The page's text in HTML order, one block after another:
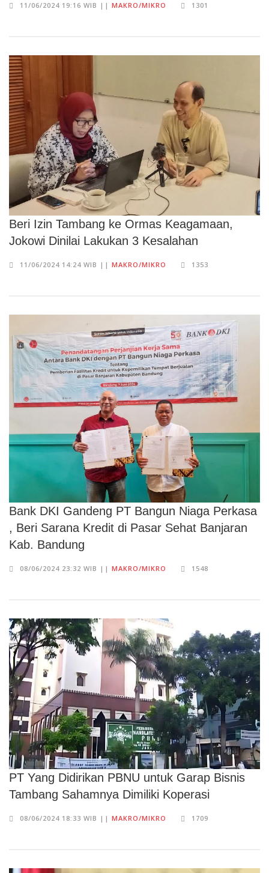
11/06/2024 19:16 WIB || MAKRO/MIKRO 1301
Beri Izin Tambang ke Ormas Keagamaan,
Jokowi Dinilai Lakukan 3 Kesalahan
11/06/2024 14:24 WIB || MAKRO/MIKRO 1353
Bank DKI Gandeng PT Bangun Niaga Perkasa
, Beri Sarana Kredit di Pasar Sehat Banjaran
Kab. Bandung
08/06/2024 23:32 WIB || MAKRO/MIKRO 1548
PT Yang Didirikan PBNU untuk Garap Bisnis
Tambang Sahamnya Dimiliki Koperasi
08/06/2024 18:33 WIB || MAKRO/MIKRO 1709